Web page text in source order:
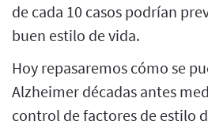
de cada 10 casos podrían
buen estilo de vida.
Hoy repasaremos cómo se
Alzheimer décadas antes
control de factores de estilo